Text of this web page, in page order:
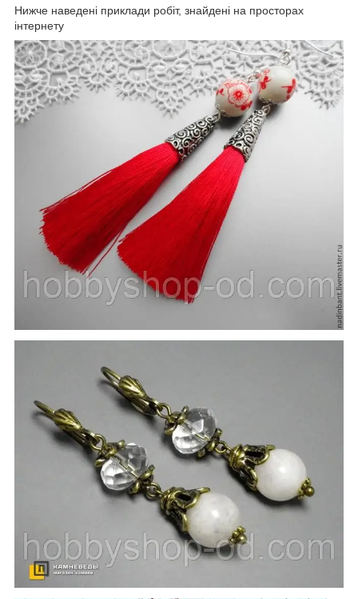
Нижче наведені приклади робіт, знайдені на просторах
інтернету